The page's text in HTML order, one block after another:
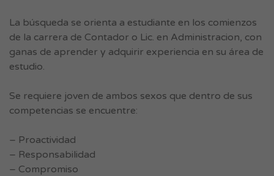
La búsqueda se orienta a estudiante en los comienzos
de la carrera de Contador o Lic. en Administracion, con
ganas de aprender y adquirir experiencia en su área de
estudio.
Se requiere joven de ambos sexos que dentro de sus
competencias se encuentre:
– Proactividad
– Responsabilidad
– Compromiso